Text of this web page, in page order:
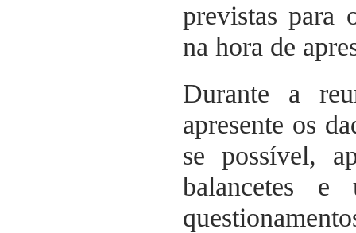
previstas para
na hora de
Durante a
apresente os
se possível,
balancetes e